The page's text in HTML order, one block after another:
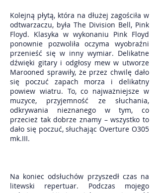
Kolejną płytą, która na dłużej zagościła w
odtwarzaczu, była The Division Bell, Pink
Floyd. Klasyka w wykonaniu Pink Floyd
ponownie pozwoliła oczyma wyobraźni
przenieść się w inny wymiar. Delikatne
dźwięki gitary i odgłosy mew w utworze
Marooned sprawiły, że przez chwilę dało
się poczuć zapach morza i delikatny
powiew wiatru. To, co najważniejsze w
muzyce, przyjemność ze słuchania,
odkrywania nieznanego w tym, co
przecież tak dobrze znamy – wszystko to
dało się poczuć, słuchając Overture O305
mk.III.
Na koniec odsłuchów przyszedł czas na
litewski repertuar. Podczas mojego